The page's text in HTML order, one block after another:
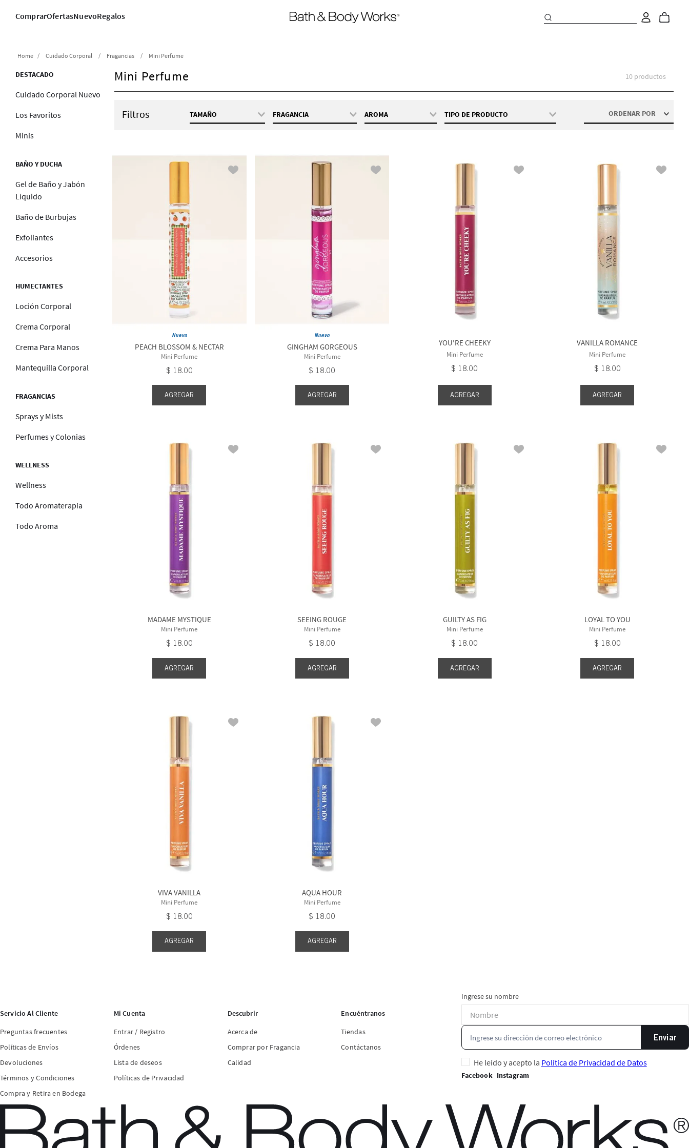
ComprarOfertasNuevoRegalos
Cuidado Corporal Fragancias Mini Perfume
DESTACADO
Cuidado Corporal Nuevo
Los Favoritos
Minis
BAÑO Y DUCHA
Gel de Baño y Jabón
Líquido
Baño de Burbujas
Exfoliantes
Accesorios
HUMECTANTES
Loción Corporal
Crema Corporal
Crema Para Manos
Mantequilla Corporal
FRAGANCIAS
Sprays y Mists
Perfumes y Colonias
WELLNESS
Wellness
Todo Aromaterapia
Todo Aroma
Mini Perfume 10 productos
Filtros
AROMA
FRAGANCIA
Seeing Rouge
TAMAÑO
TIPO DE PRODUCTO
ORDENAR POR
Nuevo
PEACH BLOSSOM & NECTAR
Mini Perfume
$ 18.00
AGREGAR
Nuevo
GINGHAM GORGEOUS
Mini Perfume
$ 18.00
AGREGAR
YOU'RE CHEEKY
Mini Perfume
$ 18.00
AGREGAR
VANILLA ROMANCE
Mini Perfume
$ 18.00
AGREGAR
MADAME MYSTIQUE
Mini Perfume
$ 18.00
AGREGAR
SEEING ROUGE
Mini Perfume
$ 18.00
AGREGAR
GUILTY AS FIG
Mini Perfume
$ 18.00
AGREGAR
LOYAL TO YOU
Mini Perfume
$ 18.00
AGREGAR
VIVA VANILLA
Mini Perfume
$ 18.00
AGREGAR
AQUA HOUR
Mini Perfume
$ 18.00
AGREGAR
Servicio Al Cliente
Preguntas frecuentes
Políticas de Envíos
Devoluciones
Términos y Condiciones
Compra y Retira en Bodega
Mi Cuenta
Entrar / Registro
Órdenes
Lista de deseos
Políticas de Privacidad
Descubrir
Acerca de
Comprar por Fragancia
Calidad
Encuéntranos
Tiendas
Contáctanos
Ingrese su nombre
Enviar
He leído y acepto la Política de Privacidad de Datos